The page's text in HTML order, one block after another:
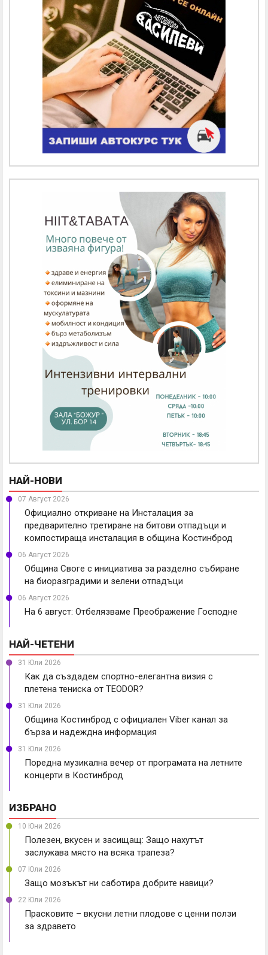
НАЙ-НОВИ
07 Август 2026
Официално откриване на Инсталация за
предварително третиране на битови отпадъци и
компостираща инсталация в община Костинброд
06 Август 2026
Община Своге с инициатива за разделно събиране
на биоразградими и зелени отпадъци
06 Август 2026
На 6 август: Отбелязваме Преображение Господне
НАЙ-ЧЕТЕНИ
31 Юли 2026
Как да създадем спортно-елегантна визия с
плетена тениска от TEODOR?
31 Юли 2026
Община Костинброд с официален Viber канал за
бърза и надеждна информация
31 Юли 2026
Поредна музикална вечер от програмата на летните
концерти в Костинброд
ИЗБРАНО
10 Юни 2026
Полезен, вкусен и засищащ: Защо нахутът
заслужава място на всяка трапеза?
07 Юли 2026
Защо мозъкът ни саботира добрите навици?
22 Юли 2026
Прасковите – вкусни летни плодове с ценни ползи
за здравето